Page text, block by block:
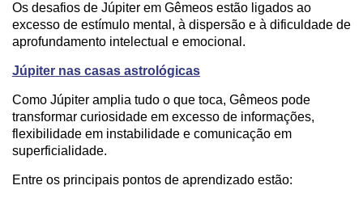
Os desafios de Júpiter em Gêmeos estão ligados ao
excesso de estímulo mental, à dispersão e à dificuldade de
aprofundamento intelectual e emocional.
Júpiter nas casas astrológicas
Como Júpiter amplia tudo o que toca, Gêmeos pode
transformar curiosidade em excesso de informações,
flexibilidade em instabilidade e comunicação em
superficialidade.
Entre os principais pontos de aprendizado estão: